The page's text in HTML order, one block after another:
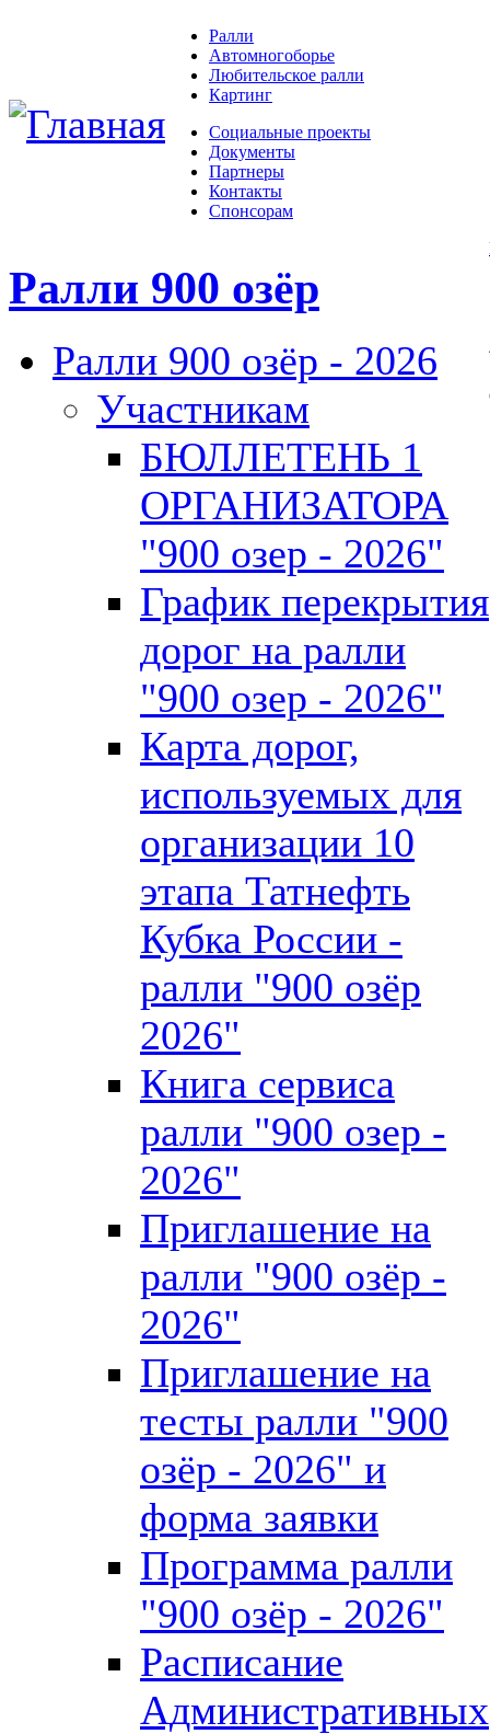
Ралли
Автомногоборье
Любительское ралли
Картинг
Социальные проекты
Документы
Партнеры
Контакты
Спонсорам
Ралли 900 озёр
Ралли 900 озёр - 2026
Участникам
БЮЛЛЕТЕНЬ 1
ОРГАНИЗАТОРА
"900 озер - 2026"
График перекрытия
дорог на ралли
"900 озер - 2026"
Карта дорог,
используемых для
организации 10
этапа Татнефть
Кубка России -
ралли "900 озёр
2026"
Книга сервиса
ралли "900 озер -
2026"
Приглашение на
ралли "900 озёр -
2026"
Приглашение на
тесты ралли "900
озёр - 2026" и
форма заявки
Программа ралли
"900 озёр - 2026"
Расписание
Административных